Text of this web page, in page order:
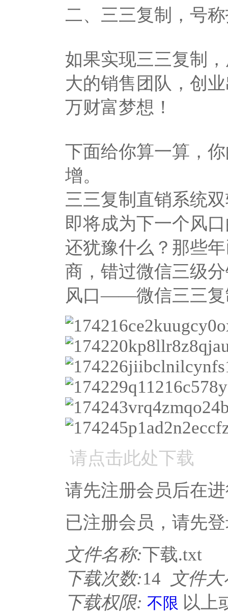
二、三三复制，号
如果实现三三复制
大的销售团队，创
万财富梦想！
下面给你算一算，
增。
三三复制直销系统
即将成为下一个风
还犹豫什么？那些
商，错过微信三级
风口——微信三三复
请点击此处下载
请先注册会员后在
已注册会员，请先
文件名称:下载.txt
下载次数:14
文件
下载权限: 不限 以上